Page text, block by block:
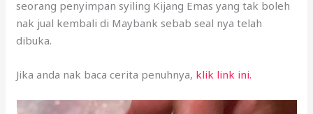
Jika anda nak baca cerita penuhnya, klik link ini.